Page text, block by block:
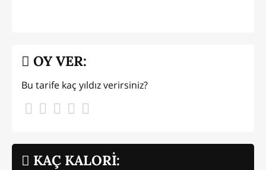
KAÇ KALORİ:
OY VER:
Bu tarife kaç yıldız verirsiniz?